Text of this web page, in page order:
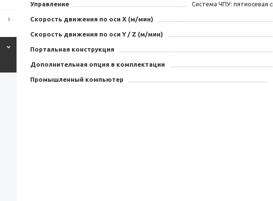
Управление Система ЧПУ: пятиосевая
Скорость движения по оси X (м/мин)
Скорость движения по оси Y / Z (м/мин)
Портальная конструкция
Дополнительная опция в комплектации
Промышленный компьютер